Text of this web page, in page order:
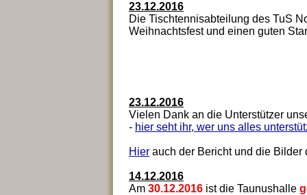
23.12.2016
Die Tischtennisabteilung des TuS
Weihnachtsfest und einen guten
23.12.2016
Vielen Dank an die Unterstützer
- hier seht ihr, wer uns alles
Hier auch der Bericht und die Bilder
14.12.2016
Am 30.12.2016 ist die Taunushalle